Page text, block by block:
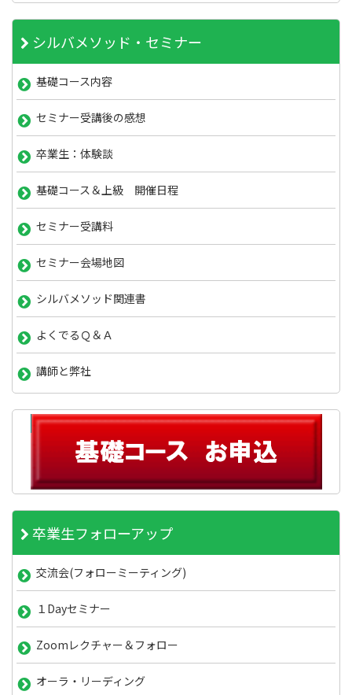
シルバメソッド・セミナー
基礎コース内容
セミナー受講後の感想
卒業生：体験談
基礎コース＆上級 開催日程
セミナー受講料
セミナー会場地図
シルバメソッド関連書
よくでるＱ＆Ａ
講師と弊社
卒業生フォローアップ
交流会(フォローミーティング)
１Dayセミナー
Zoomレクチャー＆フォロー
オーラ・リーディング